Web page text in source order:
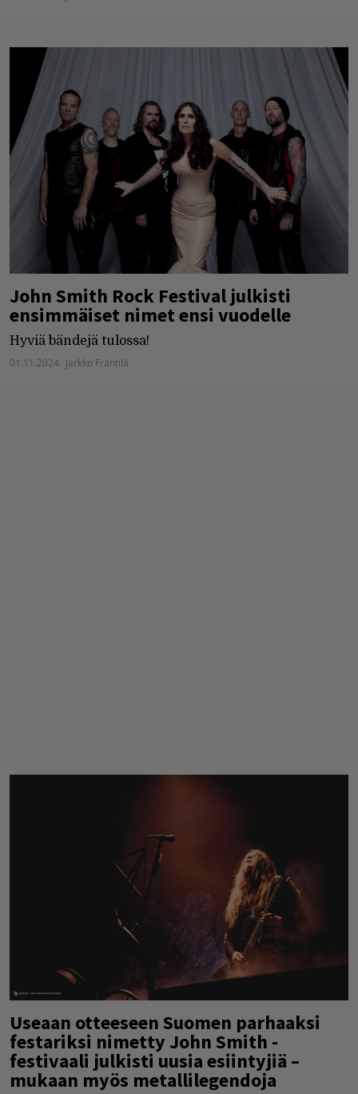
John Smith Rock Festival julkisti
ensimmäiset nimet ensi vuodelle
Hyviä bändejä tulossa!
01.11.2024 Jarkko Fräntilä
Useaan otteeseen Suomen parhaaksi
festariksi nimetty John Smith -
festivaali julkisti uusia esiintyjiä –
mukaan myös metallilegendoja